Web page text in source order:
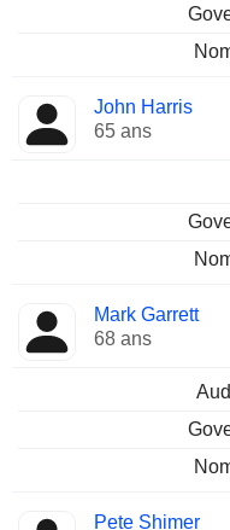
John Harris
65 ans
Mark Garrett
68 ans
Pete Shimer